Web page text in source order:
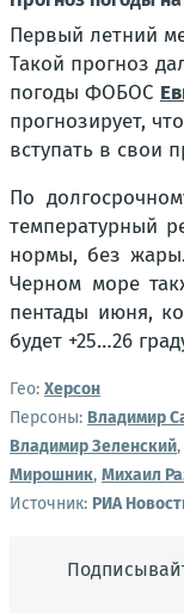
Первый летний
Такой прогноз
погоды ФОБОС
прогнозирует,
вступать в свои
По
температурный
нормы, без
Черном море
пентады июня,
будет +25…26
Гео: Херсон
Персоны: Владимир
Владимир Зеленский,
Мирошник, Михаил
Источник: РИА